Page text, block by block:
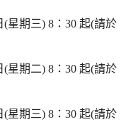
(星期三) 8：30 起(請於
(星期二) 8：30 起(請於
(星期三) 8：30 起(請於